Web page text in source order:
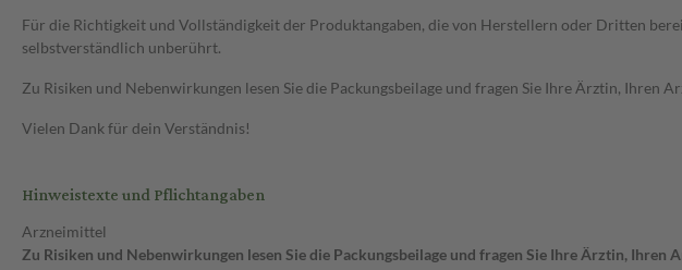
Für die Richtigkeit und Vollständigkeit der Produktangaben, die von Herstellern oder Dritten
selbstverständlich unberührt.
Zu Risiken und Nebenwirkungen lesen Sie die Packungsbeilage und fragen Sie Ihre Ärztin, Ihren
Vielen Dank für dein Verständnis!
Hinweistexte und Pflichtangaben
Arzneimittel
Zu Risiken und Nebenwirkungen lesen Sie die Packungsbeilage und fragen Sie Ihre Ärztin, Ihren